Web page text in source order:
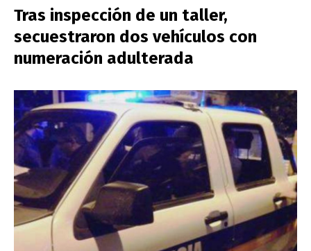
Tras inspección de un taller,
secuestraron dos vehículos con
numeración adulterada